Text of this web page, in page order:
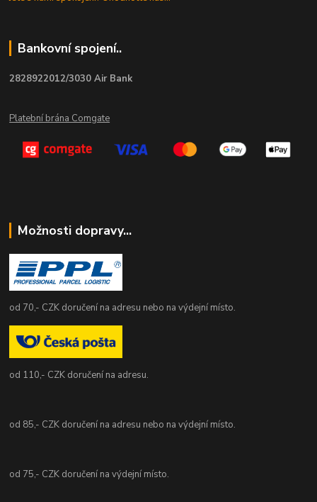
Bankovní spojení..
2828922012/3030 Air Bank
Platební brána Comgate
Možnosti dopravy...
od 70,- CZK doručení na adresu nebo na výdejní místo.
od 110,- CZK doručení na adresu.
od 85,- CZK doručení na adresu nebo na výdejní místo.
od 75,- CZK doručení na výdejní místo.